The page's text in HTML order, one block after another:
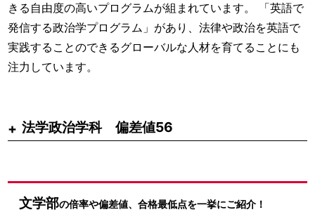
きる自由度の高いプログラムが組まれています。 「英語で
発信する政治学プログラム」があり、法律や政治を英語で
実践することのできるグローバルな人材を育てることにも
注力しています。
法学政治学科 偏差値56
文学部の倍率や偏差値、合格最低点を一挙にご紹介！